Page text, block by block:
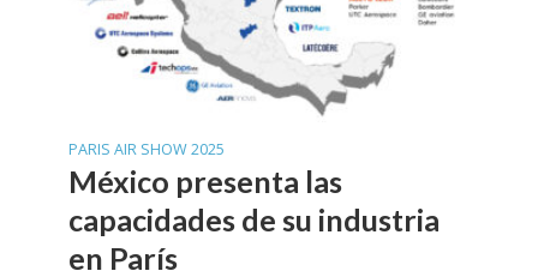
PARIS AIR SHOW 2025
México presenta las
capacidades de su industria
en París